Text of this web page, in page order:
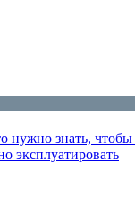
нужно знать, чтобы
эксплуатировать